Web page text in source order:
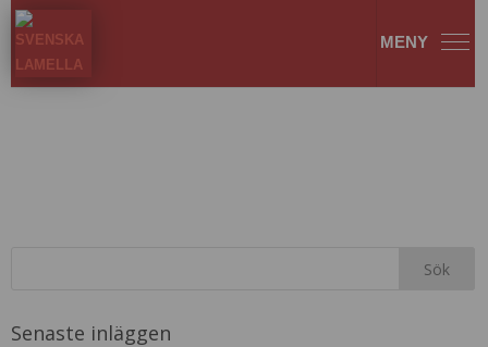
Senaste inläggen